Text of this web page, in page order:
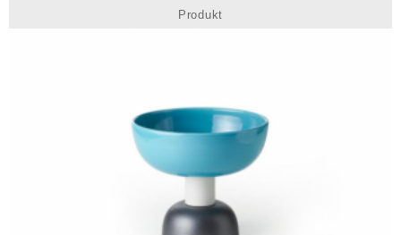
Produkt